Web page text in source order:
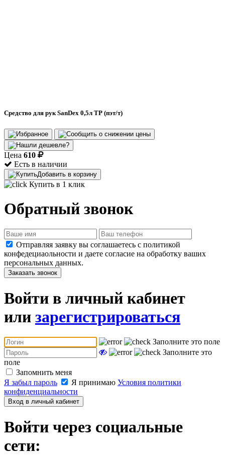
Средство для рук SanDex 0,5л ТР (пэт/т)
Цена 610
Есть в наличии
Добавить в корзину
Купить в 1 клик
Обратный звонок
Отправляя заявку вы соглашаетесь с политикой
конфедециаольности и даете согласие на обработку ваших
персональных данных.
Заказать звонок
Войти в личный кабинет
или зарегистрироваться
Заполните это поле
Заполните это
поле
Запомнить меня
Я забыл пароль
Я принимаю Условия политики
конфиденциальности
Вход в личный кабинет
Войти через социальные
сети: